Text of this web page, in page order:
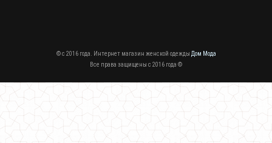
© c 2016 года. Интернет магазин женской одежды Дом Мода
Все права защищены c 2016 года ©